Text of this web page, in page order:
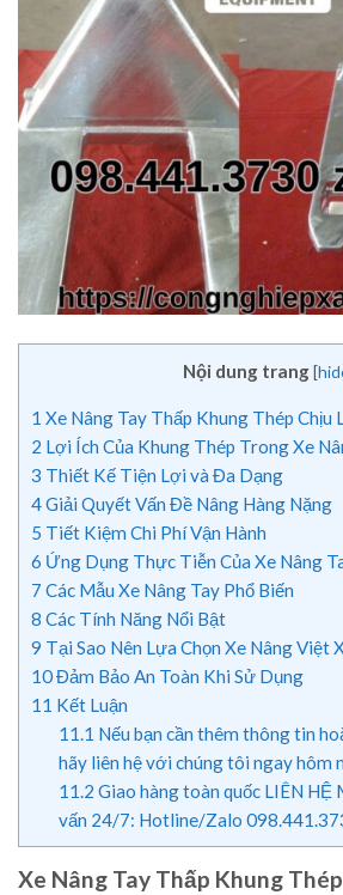
Nội dung trang [
1 Xe Nâng Tay Thấp Khung Thép Chịu
2 Lợi Ích Của Khung Thép Trong Xe
3 Thiết Kế Tiện Lợi và Đa Dạng
4Giải Quyết Vấn Đề Nâng Hàng Nặng
5 Tiết Kiệm Chi Phí Vận Hành
6 Ứng Dụng Thực Tiễn Của Xe Nâng
7 Các Mẫu Xe Nâng Tay Phổ Biến
8 Các Tính Năng Nổi Bật
9 Tại Sao Nên Lựa Chọn Xe Nâng Việt
10Đảm Bảo An Toàn Khi Sử Dụng
11 Kết Luận
11.1 Nếu bạn cần thêm thông tin
hãy liên hệ với chúng tôi ngay hôm
11.2 Giao hàng toàn quốc LIÊN HỆ
vấn 24/7: Hotline/Zalo
Xe Nâng Tay Thấp Khung